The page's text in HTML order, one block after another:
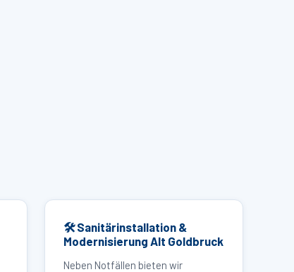
🛠 Sanitärinstallation &
Modernisierung Alt Goldbruck
Neben Notfällen bieten wir